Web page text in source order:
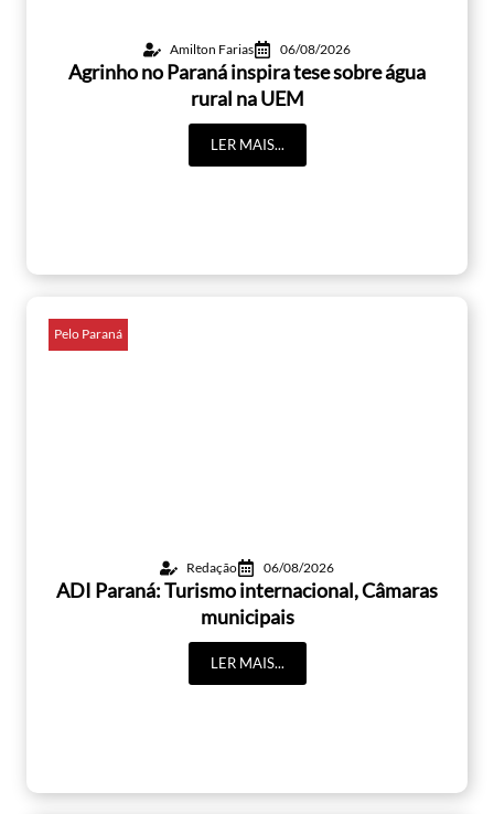
Amilton Farias 06/08/2026
Agrinho no Paraná inspira tese sobre água
rural na UEM
LER MAIS...
Pelo Paraná
Redação 06/08/2026
ADI Paraná: Turismo internacional, Câmaras
municipais
LER MAIS...